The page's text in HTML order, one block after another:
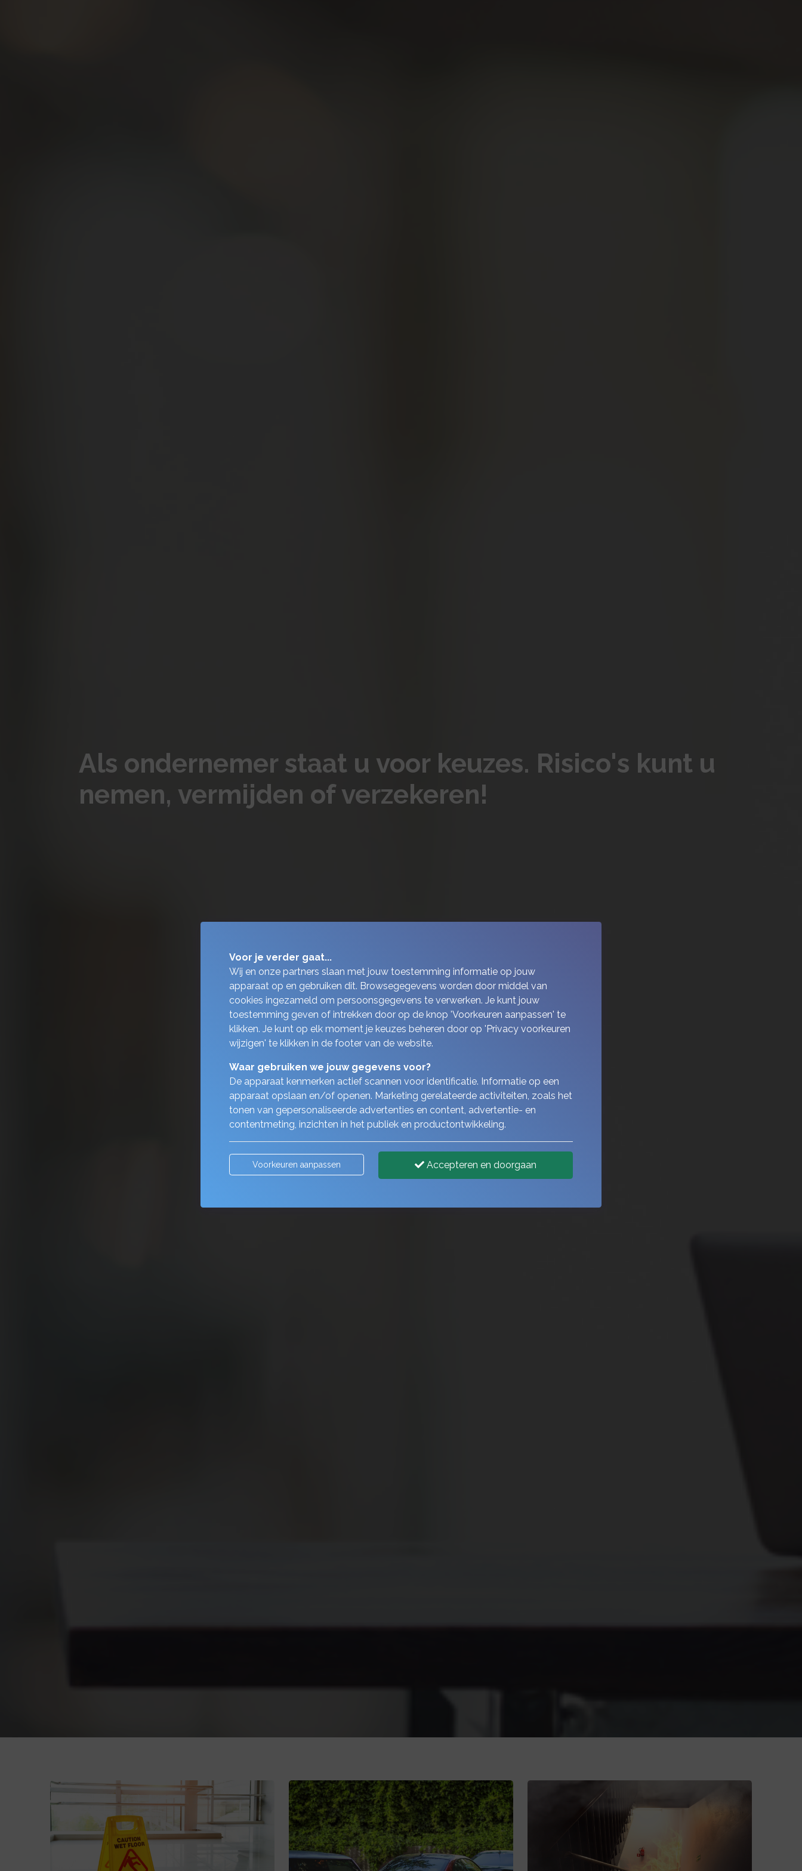
Als ondernemer staat u voor keuzes. Risico's kunt u
nemen, vermijden of verzekeren!
Voor je verder gaat...
Wij en onze partners slaan met jouw toestemming informatie op jouw
apparaat op en gebruiken dit. Browsegegevens worden door middel van
cookies ingezameld om persoonsgegevens te verwerken. Je kunt jouw
toestemming geven of intrekken door op de knop 'Voorkeuren aanpassen' te
klikken. Je kunt op elk moment je keuzes beheren door op 'Privacy voorkeuren
wijzigen' te klikken in de footer van de website.
Waar gebruiken we jouw gegevens voor?
De apparaat kenmerken actief scannen voor identificatie. Informatie op een
apparaat opslaan en/of openen. Marketing gerelateerde activiteiten, zoals het
tonen van gepersonaliseerde advertenties en content, advertentie- en
contentmeting, inzichten in het publiek en productontwikkeling.
Voorkeuren aanpassen Accepteren en doorgaan